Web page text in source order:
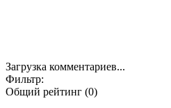
Загрузка комментариев...
Фильтр:
Общий рейтинг (0)